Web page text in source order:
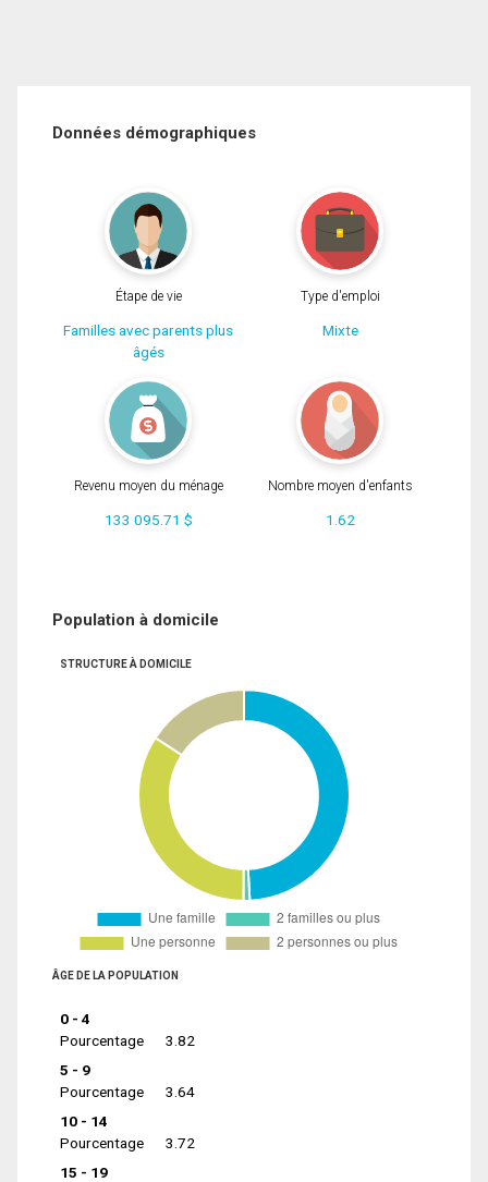
Données démographiques
Étape de vie
Familles avec parents plus
âgés
Type d'emploi
Mixte
Revenu moyen du ménage
133 095.71 $
Nombre moyen d'enfants
1.62
Population à domicile
STRUCTURE À DOMICILE
ÂGE DE LA POPULATION
0 - 4
Pourcentage
3.82
5 - 9
Pourcentage
3.64
10 - 14
Pourcentage
3.72
15 - 19